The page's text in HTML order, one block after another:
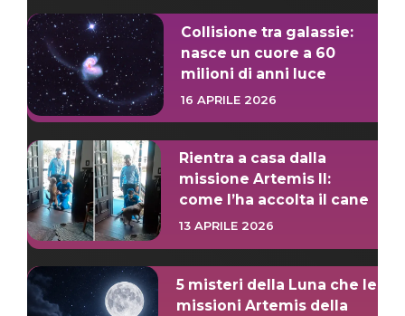
Collisione tra galassie:
nasce un cuore a 60
milioni di anni luce
16 APRILE 2026
Rientra a casa dalla
missione Artemis II:
come l’ha accolta il cane
13 APRILE 2026
5 misteri della Luna che le
missioni Artemis della